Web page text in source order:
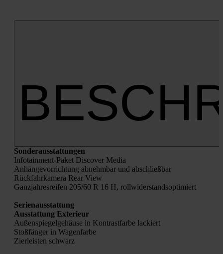
Son­der­aus­stat­tun­gen
Info­tain­ment-Paket Dis­co­ver Media
Anhän­ge­vor­rich­tung abnehm­bar und abschließ­bar
Rück­fahr­ka­me­ra Rear View
Ganz­jah­res­rei­fen 205/60 R 16 H, roll­wi­der­stands­op­ti­miert
Seri­en­aus­stat­tung
Aus­stat­tung Exte­ri­eur
Außen­spie­gel­ge­häu­se in Kon­trast­far­be lackiert
Stoß­fän­ger in Wagen­far­be
Zier­leis­ten schwarz